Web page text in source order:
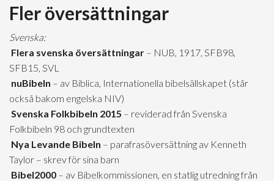
Fler översättningar
Svenska:
Flera svenska översättningar – NUB, 1917, SFB98,
SFB15, SVL
nuBibeln – av Biblica, Internationella bibelsällskapet (står
också bakom engelska NIV)
Svenska Folkbibeln 2015 – reviderad från Svenska
Folkbibeln 98 och grundtexten
Nya Levande Bibeln – parafrasöversättning av Kenneth
Taylor – skrev för sina barn
Bibel2000 – av Bibelkommissionen, en statlig utredning från